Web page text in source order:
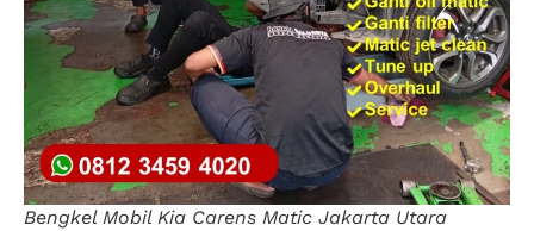
Bengkel Mobil Kia Carens Matic Jakarta Utara